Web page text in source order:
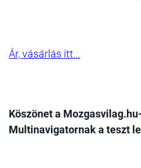
Ár, vásárlás itt...
Köszönet a
Multinavigatornak a teszt